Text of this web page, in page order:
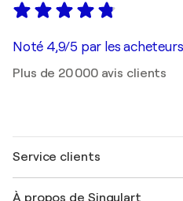
Noté 4,9/5 par les
Plus de 20 000 avis clients
Service clients
À propos de Singulart